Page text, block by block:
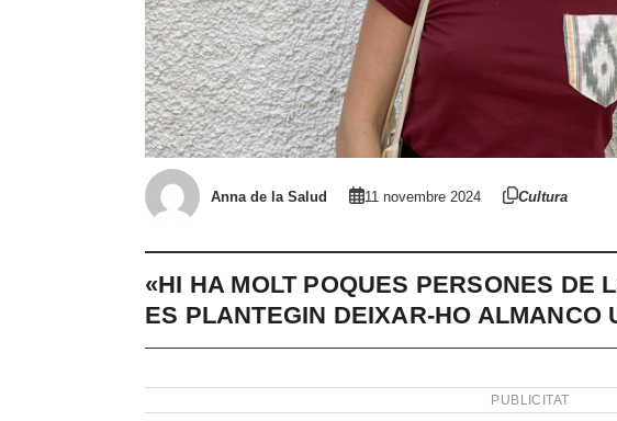
Anna de la Salud 11 novembre 2024 Cultura
«HI HA MOLT POQUES PERSONES DE
ES PLANTEGIN DEIXAR-HO ALMANCO
PUBLICITAT